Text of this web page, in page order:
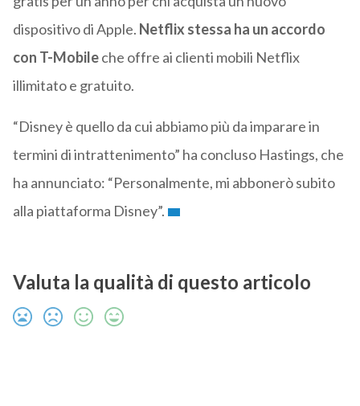
dispositivo di Apple. Netflix stessa ha un accordo
con T-Mobileche offre ai clienti mobili Netflix
illimitato e gratuito.
“Disney è quello da cui abbiamo più da imparare in
termini di intrattenimento” ha concluso Hastings, che
ha annunciato: “Personalmente, mi abbonerò subito
alla piattaforma Disney”.
Valuta la qualità di questo articolo